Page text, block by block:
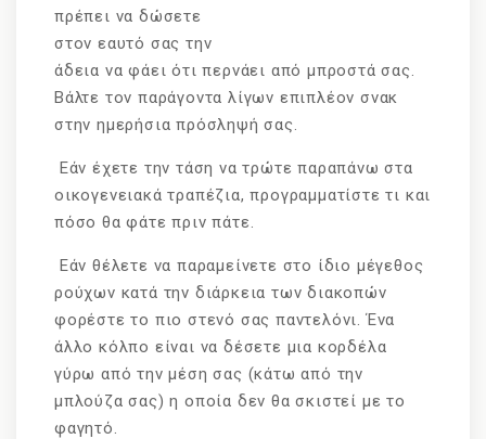
πρέπει να δώσετε
στον εαυτό σας την
άδεια να φάει ότι περνάει από μπροστά σας.
Βάλτε τον παράγοντα λίγων επιπλέον σνακ
στην ημερήσια πρόσληψή σας.
Εάν έχετε την τάση να τρώτε παραπάνω στα
οικογενειακά τραπέζια, προγραμματίστε τι και
πόσο θα φάτε πριν πάτε.
Εάν θέλετε να παραμείνετε στο ίδιο μέγεθος
ρούχων κατά την διάρκεια των διακοπών
φορέστε το πιο στενό σας παντελόνι. Ένα
άλλο κόλπο είναι να δέσετε μια κορδέλα
γύρω από την μέση σας (κάτω από την
μπλούζα σας) η οποία δεν θα σκιστεί με το
φαγητό.